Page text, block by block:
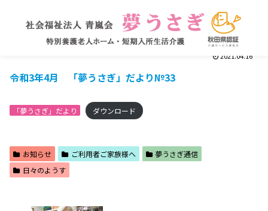
2021.04.16
令和3年4月 「夢うさぎ」だより№33
「夢うさぎ」だより ダウンロード
お知らせ ご利用者ご家族様へ
夢うさぎ通信
日々のようす